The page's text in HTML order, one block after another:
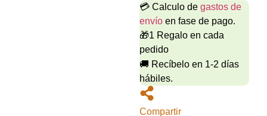
💳 Calculo de gastos de
envíoen fase de pago.
🎁1 Regalo en cada
pedido
🚚 Recíbelo en 1-2 días
hábiles.
Compartir